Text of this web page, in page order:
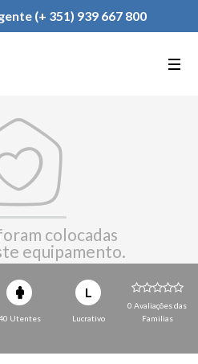
sua Instituição
(+ 351) 939 667 800
colocadas
equipamento.
Utentes
L
Lucrativo
0 Avaliações das
Familias